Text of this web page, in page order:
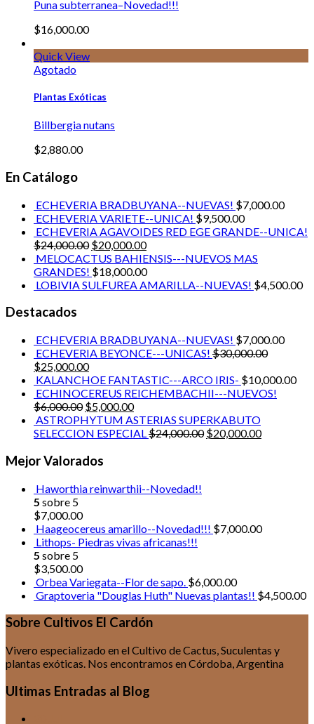
Puna subterranea–Novedad!!!
$16,000.00
Quick View
Agotado
Plantas Exóticas
Billbergia nutans
$2,880.00
En Catálogo
ECHEVERIA BRADBUYANA--NUEVAS! $7,000.00
ECHEVERIA VARIETE--UNICA! $9,500.00
ECHEVERIA AGAVOIDES RED EGE GRANDE--UNICA!
$24,000.00 $20,000.00
MELOCACTUS BAHIENSIS---NUEVOS MAS
GRANDES! $18,000.00
LOBIVIA SULFUREA AMARILLA--NUEVAS! $4,500.00
Destacados
ECHEVERIA BRADBUYANA--NUEVAS! $7,000.00
ECHEVERIA BEYONCE---UNICAS! $30,000.00
$25,000.00
KALANCHOE FANTASTIC---ARCO IRIS- $10,000.00
ECHINOCEREUS REICHEMBACHII---NUEVOS!
$6,000.00 $5,000.00
ASTROPHYTUM ASTERIAS SUPERKABUTO
SELECCION ESPECIAL$24,000.00 $20,000.00
Mejor Valorados
Haworthia reinwarthii--Novedad!!
5 sobre 5
$7,000.00
Haageocereus amarillo--Novedad!!! $7,000.00
Lithops- Piedras vivas africanas!!!
5 sobre 5
$3,500.00
Orbea Variegata--Flor de sapo. $6,000.00
Graptoveria "Douglas Huth" Nuevas plantas!! $4,500.00
Sobre Cultivos El Cardón
Vivero especializado en el Cultivo de Cactus, Suculentas y
plantas exóticas. Nos encontramos en Córdoba, Argentina
Ultimas Entradas al Blog